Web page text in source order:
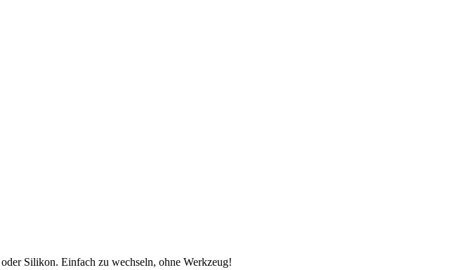
Silikon. Einfach zu wechseln, ohne Werkzeug!